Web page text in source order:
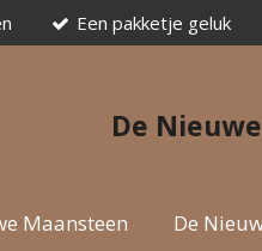
Een pakketje geluk
De
Maansteen De